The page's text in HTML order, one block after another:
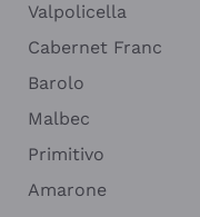
Valpolicella
Cabernet Franc
Barolo
Malbec
Primitivo
Amarone